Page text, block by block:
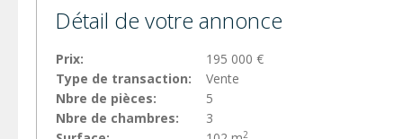
Détail de votre annonce
Prix:
195 000 €
Type de transaction:
Vente
Nbre de pièces:
5
Nbre de chambres:
3
2